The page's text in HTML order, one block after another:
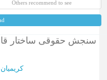
Others recommend to see
سنجش حقوقی ساختار